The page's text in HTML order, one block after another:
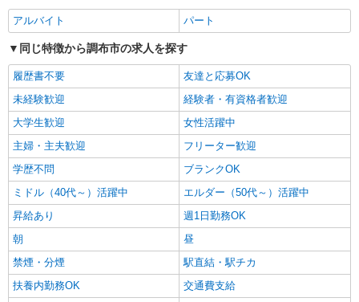
いなげや 調布仙川店
食品スーパースタッフ（一般食品）
大学・専門学生／時給1250円〜 高校生／時給
1226円 ★職種を限定しての募集のため、勤務時
間・曜日の項目をご確認ください
東京都調布市仙川町3-4-1
詳細を見る
パート
いなげや 調布仙川店
食品スーパースタッフ（鮮魚、鮮魚鮨）
時給：1425円（鮮魚・鮮魚鮨） ※曜日・時間
象です。 ★職種を限定しての募集のため、勤務時
間・曜日の項目をご確認ください。
東京都調布市仙川町3-4-1
詳細を見る
アルバイト パート
同じ特徴から調布市の求人を探す
履歴書不要
友達と応募OK
未経験歓迎
経験者・有資格者歓迎
大学生歓迎
女性活躍中
主婦・主夫歓迎
フリーター歓迎
学歴不問
ブランクOK
ミドル（40代～）活躍中
エルダー（50代～）活躍中
昇給あり
週1日勤務OK
朝
昼
禁煙・分煙
駅直結・駅チカ
扶養内勤務OK
交通費支給